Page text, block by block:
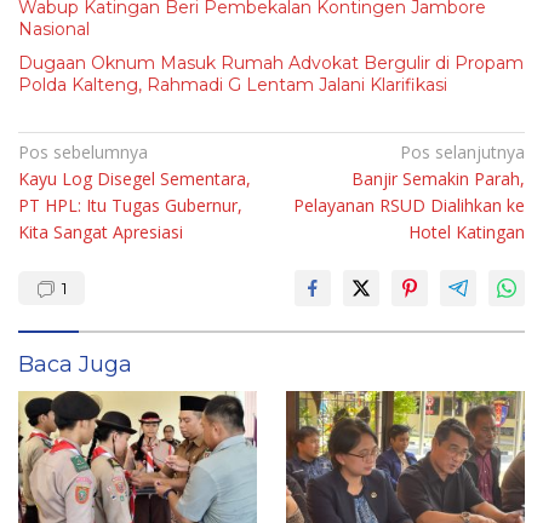
Wabup Katingan Beri Pembekalan Kontingen Jambore
Nasional
Dugaan Oknum Masuk Rumah Advokat Bergulir di Propam
Polda Kalteng, Rahmadi G Lentam Jalani Klarifikasi
Navigasi
pos
Pos sebelumnya
Kayu Log Disegel Sementara,
PT HPL: Itu Tugas Gubernur,
Kita Sangat Apresiasi
Pos selanjutnya
Banjir Semakin Parah,
Pelayanan RSUD Dialihkan ke
Hotel Katingan
1
Baca Juga